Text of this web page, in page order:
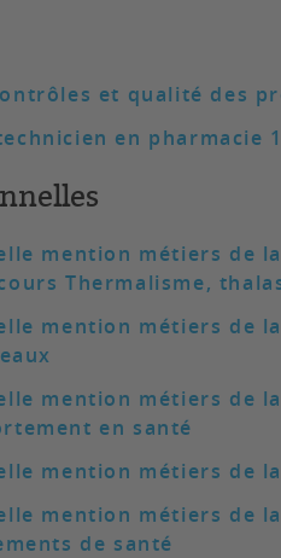
et qualité des
en pharmacie
mention métiers de
Thermalisme,
mention métiers de
mention métiers de
en santé
mention métiers de
mention métiers de
de santé